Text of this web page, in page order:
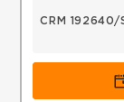
CRM 192640/